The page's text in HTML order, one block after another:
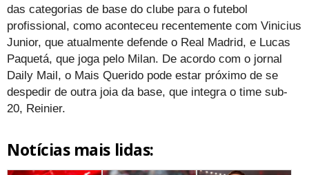
das categorias de base do clube para o futebol
profissional, como aconteceu recentemente com Vinicius
Junior, que atualmente defende o Real Madrid, e Lucas
Paquetá, que joga pelo Milan. De acordo com o jornal
Daily Mail, o Mais Querido pode estar próximo de se
despedir de outra joia da base, que integra o time sub-
20, Reinier.
Notícias mais lidas: